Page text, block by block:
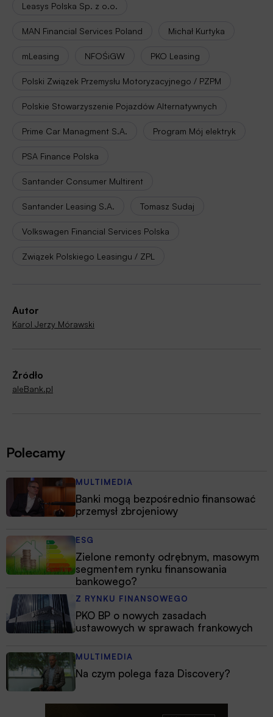
Leasys Polska Sp. z o.o.
MAN Financial Services Poland Michał Kurtyka
mLeasing NFOŚiGW PKO Leasing
Polski Związek Przemysłu Motoryzacyjnego / PZPM
Polskie Stowarzyszenie Pojazdów Alternatywnych
Prime Car Managment S.A. Program Mój elektryk
PSA Finance Polska
Santander Consumer Multirent
Santander Leasing S.A. Tomasz Sudaj
Volkswagen Financial Services Polska
Związek Polskiego Leasingu / ZPL
Autor
Karol Jerzy Mórawski
Źródło
aleBank.pl
Polecamy
MULTIMEDIA
Banki mogą bezpośrednio finansować
przemysł zbrojeniowy
ESG
Zielone remonty odrębnym, masowym
segmentem rynku finansowania
bankowego?
Z RYNKU FINANSOWEGO
PKO BP o nowych zasadach
ustawowych w sprawach frankowych
MULTIMEDIA
Na czym polega faza Discovery?